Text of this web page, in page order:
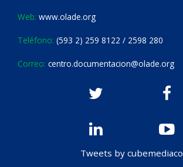
Web: www.olade.org
Teléfono: (593 2) 259 8122 / 2598 280
Correo: centro.documentacion@olade.org
Tweets by cubemediaco